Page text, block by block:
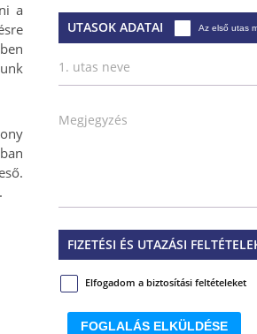
UTASOK ADATAI Az első utas
1. utas neve
Megjegyzés
FIZETÉSI ÉS UTAZÁSI
Elfogadom a biztosítási feltételeket
FOGLALÁS ELKÜLDÉSE
a